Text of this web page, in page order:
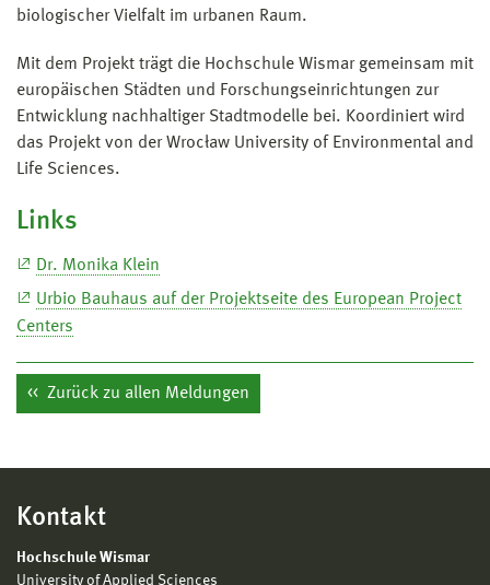
biologischer Vielfalt im urbanen Raum.
Mit dem Projekt trägt die Hochschule Wismar gemeinsam mit
europäischen Städten und Forschungseinrichtungen zur
Entwicklung nachhaltiger Stadtmodelle bei. Koordiniert wird
das Projekt von der Wrocław University of Environmental and
Life Sciences.
Links
Dr. Monika Klein
Urbio Bauhaus auf der Projektseite des European Project
Centers
Zurück zu allen Meldungen
Kontakt
Hochschule Wismar
University of Applied Sciences